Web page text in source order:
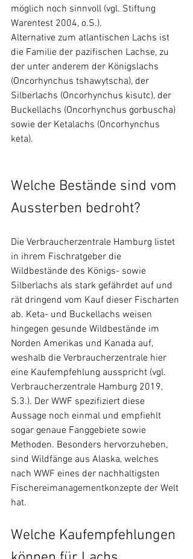
möglich noch sinnvoll (vgl. Stiftung
Warentest 2004, o.S.).
Alternative zum atlantischen Lachs ist
die Familie der pazifischen Lachse, zu
der unter anderem der Königslachs
(Oncorhynchus tshawytscha), der
Silberlachs (Oncorhynchus kisutc), der
Buckellachs (Oncorhynchus gorbuscha)
sowie der Ketalachs (Oncorhynchus
keta).
Welche Bestände sind vom
Aussterben bedroht?
Die Verbraucherzentrale Hamburg listet
in ihrem Fischratgeber die
Wildbestände des Königs- sowie
Silberlachs als stark gefährdet auf und
rät dringend vom Kauf dieser Fischarten
ab. Keta- und Buckellachs weisen
hingegen gesunde Wildbestände im
Norden Amerikas und Kanada auf,
weshalb die Verbraucherzentrale hier
eine Kaufempfehlung ausspricht (vgl.
Verbraucherzentrale Hamburg 2019,
S.3.). Der WWF spezifiziert diese
Aussage noch einmal und empfiehlt
sogar genaue Fanggebiete sowie
Methoden. Besonders hervorzuheben,
sind Wildfänge aus Alaska, welches
nach WWF eines der nachhaltigsten
Fischereimanagementkonzepte der Welt
hat.
Welche Kaufempfehlungen